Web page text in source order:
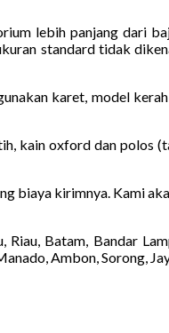
lebih panjang dari
standard tidak
karet, model
kain oxford dan polos
biaya kirimnya. Kami
Batam, Bandar
Ambon, Sorong,